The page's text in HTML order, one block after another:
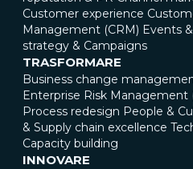
Customer experience
Management (CRM) Events
strategy & Campaigns
TRASFORMARE
Business change
Enterprise Risk Management
Process redesign People &
& Supply chain excellence
Capacity building
INNOVARE